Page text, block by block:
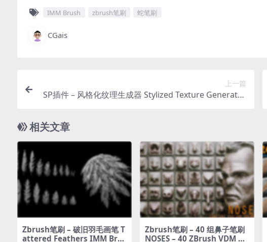
IMM Brush zbrush笔刷 蛇笔刷
CGais
上一篇
SP插件 – 风格化纹理生成器 Stylized Texture Generator
相关文章
Zbrush笔刷 – 破旧羽毛画笔 T
attered Feathers IMM Bru
Zbrush笔刷 – 40 组鼻子笔刷
NOSES – 40 ZBrush VDM Na